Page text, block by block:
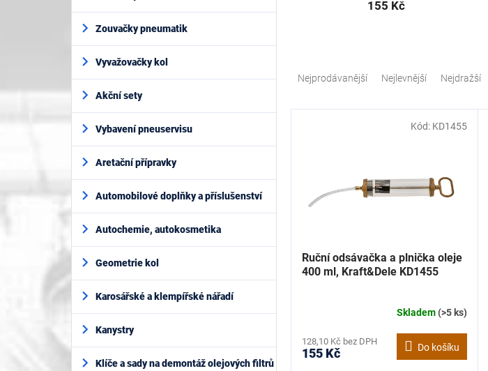
e
Zouvačky pneumatik
Vyvažovačky kol
Akční sety
Vybavení pneuservisu
Aretační přípravky
Automobilové doplňky a příslušenství
Autochemie, autokosmetika
Geometrie kol
Karosářské a klempířské nářadí
Kanystry
Klíče a sady na demontáž olejových filtrů
155 Kč
e
Nejprodávanější Nejlevnější Nejdražší
Ruční odsávačka a plnička oleje
400 ml, Kraft&Dele KD1455
Skladem(>5 ks)
128,10 Kč bez DPH
155 Kč Do košíku
Kód: KD1455